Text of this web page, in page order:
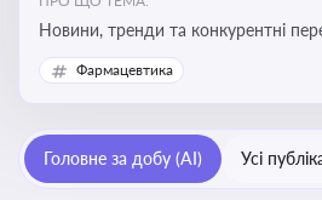
Новини, тренди та конкурентні
стоматологічних послуг.
технологій та стратегій для покращення
Фармацевтика
Головне за добу (AI) Усі